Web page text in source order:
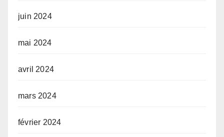
juin 2024
mai 2024
avril 2024
mars 2024
février 2024